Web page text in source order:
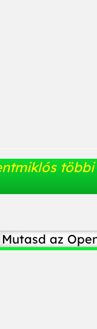
Mutasd az